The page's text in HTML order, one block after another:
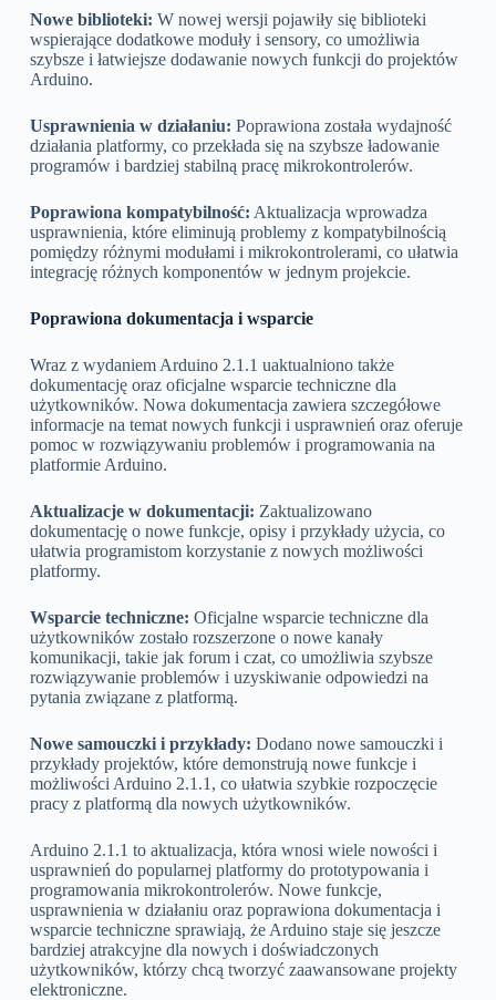
Nowe biblioteki: W nowej wersji pojawiły się biblioteki
wspierające dodatkowe moduły i sensory, co umożliwia
szybsze i łatwiejsze dodawanie nowych funkcji do projektów
Arduino.
Usprawnienia w działaniu: Poprawiona została wydajność
działania platformy, co przekłada się na szybsze ładowanie
programów i bardziej stabilną pracę mikrokontrolerów.
Poprawiona kompatybilność: Aktualizacja wprowadza
usprawnienia, które eliminują problemy z kompatybilnością
pomiędzy różnymi modułami i mikrokontrolerami, co ułatwia
integrację różnych komponentów w jednym projekcie.
Poprawiona dokumentacja i wsparcie
Wraz z wydaniem Arduino 2.1.1 uaktualniono także
dokumentację oraz oficjalne wsparcie techniczne dla
użytkowników. Nowa dokumentacja zawiera szczegółowe
informacje na temat nowych funkcji i usprawnień oraz oferuje
pomoc w rozwiązywaniu problemów i programowania na
platformie Arduino.
Aktualizacje w dokumentacji: Zaktualizowano
dokumentację o nowe funkcje, opisy i przykłady użycia, co
ułatwia programistom korzystanie z nowych możliwości
platformy.
Wsparcie techniczne: Oficjalne wsparcie techniczne dla
użytkowników zostało rozszerzone o nowe kanały
komunikacji, takie jak forum i czat, co umożliwia szybsze
rozwiązywanie problemów i uzyskiwanie odpowiedzi na
pytania związane z platformą.
Nowe samouczki i przykłady: Dodano nowe samouczki i
przykłady projektów, które demonstrują nowe funkcje i
możliwości Arduino 2.1.1, co ułatwia szybkie rozpoczęcie
pracy z platformą dla nowych użytkowników.
Arduino 2.1.1 to aktualizacja, która wnosi wiele nowości i
usprawnień do popularnej platformy do prototypowania i
programowania mikrokontrolerów. Nowe funkcje,
usprawnienia w działaniu oraz poprawiona dokumentacja i
wsparcie techniczne sprawiają, że Arduino staje się jeszcze
bardziej atrakcyjne dla nowych i doświadczonych
użytkowników, którzy chcą tworzyć zaawansowane projekty
elektroniczne.